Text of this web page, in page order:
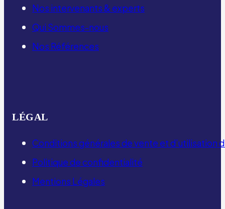
Nos intervenants & experts
Qui Sommes-nous
Nos Références
LÉGAL
Conditions générales de vente et d’utilisation
Politique de confidentialité
Mentions Légales